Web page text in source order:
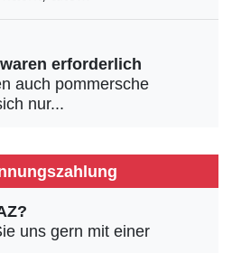
erforderlich
auch pommersche
nur...
uns gern mit einer